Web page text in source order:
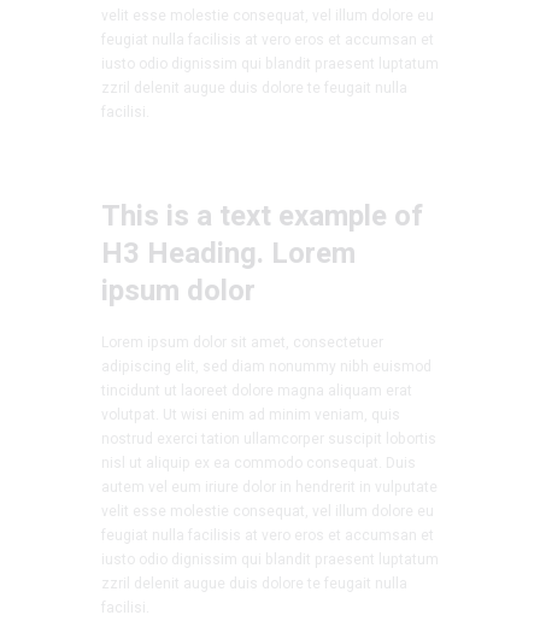
velit esse molestie consequat, vel illum dolore eu
feugiat nulla facilisis at vero eros et accumsan et
iusto odio dignissim qui blandit praesent luptatum
zzril delenit augue duis dolore te feugait nulla
facilisi.
This is a text example of
H3 Heading. Lorem
ipsum dolor
Lorem ipsum dolor sit amet, consectetuer
adipiscing elit, sed diam nonummy nibh euismod
tincidunt ut laoreet dolore magna aliquam erat
volutpat. Ut wisi enim ad minim veniam, quis
nostrud exerci tation ullamcorper suscipit lobortis
nisl ut aliquip ex ea commodo consequat. Duis
autem vel eum iriure dolor in hendrerit in vulputate
velit esse molestie consequat, vel illum dolore eu
feugiat nulla facilisis at vero eros et accumsan et
iusto odio dignissim qui blandit praesent luptatum
zzril delenit augue duis dolore te feugait nulla
facilisi.